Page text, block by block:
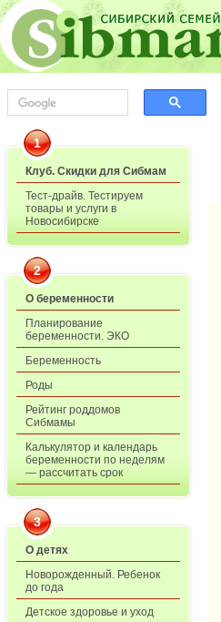
1
Клуб. Скидки для Сибмам
Тест-драйв. Тестируем
товары и услуги в
Новосибирске
2
О беременности
Планирование
беременности. ЭКО
Беременность
Роды
Рейтинг роддомов
Сибмамы
Калькулятор и календарь
беременности по неделям
— рассчитать срок
3
О детях
Новорожденный. Ребенок
до года
Детское здоровье и уход